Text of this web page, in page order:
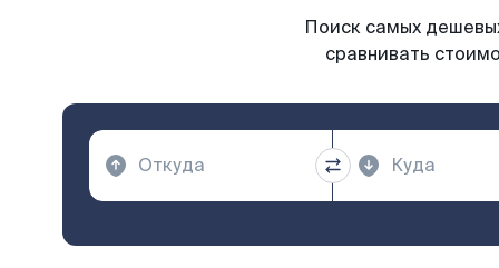
Поиск самых
сравнивать